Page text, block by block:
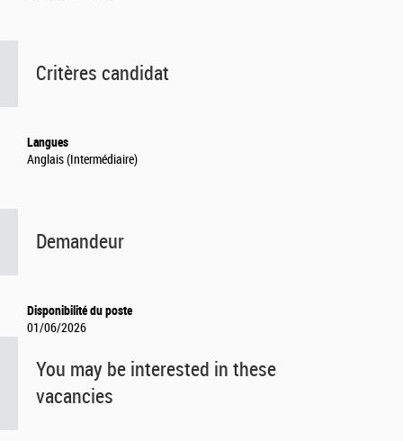
Critères candidat
Langues
Anglais (Intermédiaire)
Demandeur
Disponibilité du poste
01/06/2026
You may be interested in these
vacancies